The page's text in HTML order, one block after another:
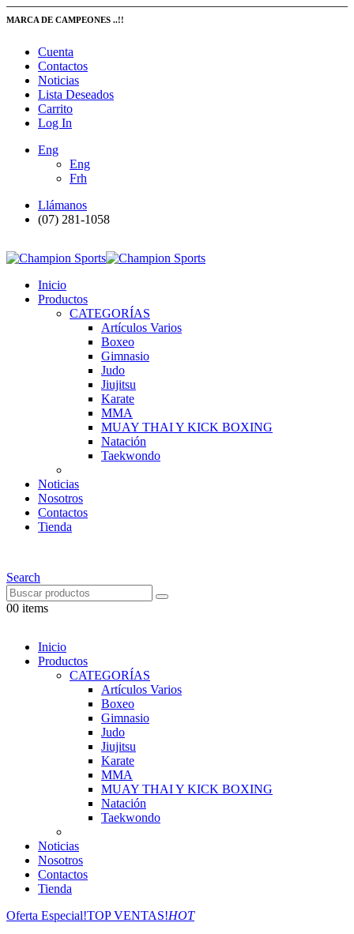
MARCA DE CAMPEONES ..!!
Cuenta
Contactos
Noticias
Lista Deseados
Carrito
Log In
Eng
Eng
Frh
Llámanos
(07) 281-1058
Inicio
Productos
CATEGORÍAS
Artículos Varios
Boxeo
Gimnasio
Judo
Jiujitsu
Karate
MMA
MUAY THAI Y KICK BOXING
Natación
Taekwondo
Noticias
Nosotros
Contactos
Tienda
Search
00 items
Inicio
Productos
CATEGORÍAS
Artículos Varios
Boxeo
Gimnasio
Judo
Jiujitsu
Karate
MMA
MUAY THAI Y KICK BOXING
Natación
Taekwondo
Noticias
Nosotros
Contactos
Tienda
Oferta Especial!TOP VENTAS!HOT